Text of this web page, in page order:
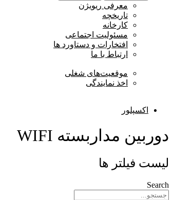
معرفی ریویژن
تاریخچه
کارخانه
مسئولیت اجتماعی
افتخارات و دستاورد ها
ارتباط با ما
موقعیت‌های شغلی
اخذ نمایندگی
اکسپلور
دوربین مداربسته WIFI
لیست فیلتر ها
Search